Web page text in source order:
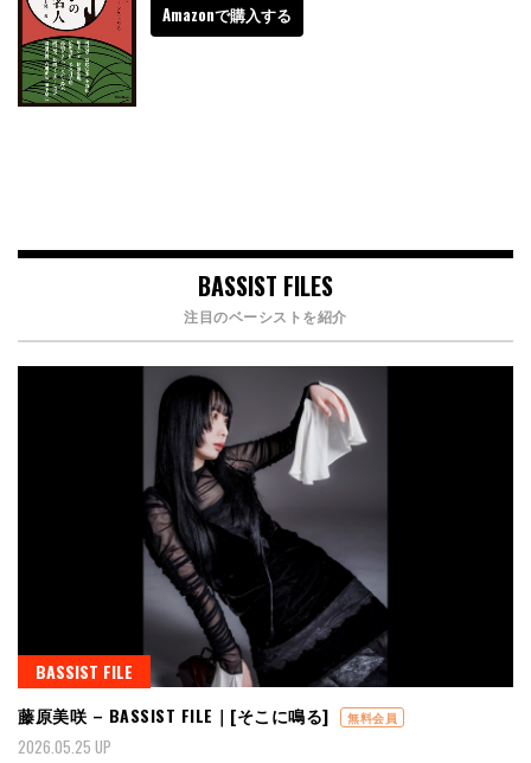
Amazonで購入する
BASSIST FILES
注目のベーシストを紹介
BASSIST FILE
藤原美咲 – BASSIST FILE｜[そこに鳴る]
無料会員
2026.05.25 UP